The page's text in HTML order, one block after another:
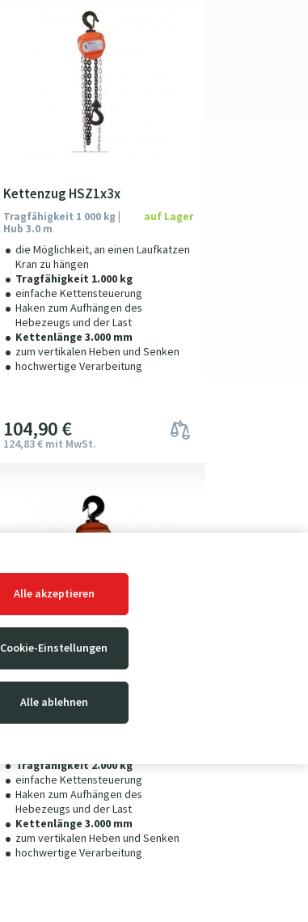
Alle akzeptieren
Cookie-Einstellungen
Alle ablehnen
Kettenzug HSZ1x3x
Tragfähigkeit 1 000 kg |
Hub 3.0 m
die Möglichkeit, an einen Laufkatzen
Kran zu hängen
Tragfähigkeit 1.000 kg
einfache Kettensteuerung
Haken zum Aufhängen des
Hebezeugs und der Last
Kettenlänge 3.000 mm
zum vertikalen Heben und Senken
hochwertige Verarbeitung
auf Lager
104 90€
124 83€ mit MwSt.
Kettenzug HSZ2x3x
Tragfähigkeit 2 000 kg |
Tragfähigkeit 2.000 kg
einfache Kettensteuerung
Haken zum Aufhängen des
Hebezeugs und der Last
Kettenlänge 3.000 mm
zum vertikalen Heben und Senken
hochwertige Verarbeitung